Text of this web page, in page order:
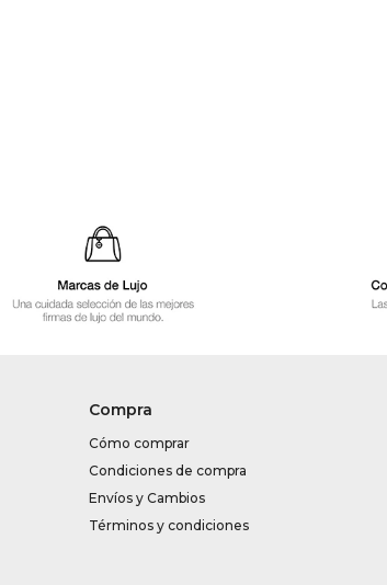
Compra
Cómo comprar
Condiciones de compra
Envíos y Cambios
Términos y condiciones